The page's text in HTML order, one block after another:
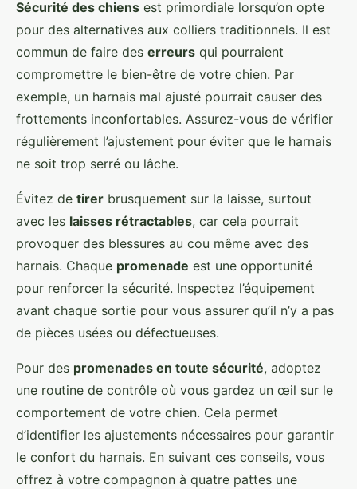
Sécurité des chiens est primordiale lorsqu’on opte
pour des alternatives aux colliers traditionnels. Il est
commun de faire des erreurs qui pourraient
compromettre le bien-être de votre chien. Par
exemple, un harnais mal ajusté pourrait causer des
frottements inconfortables. Assurez-vous de vérifier
régulièrement l’ajustement pour éviter que le harnais
ne soit trop serré ou lâche.
Évitez de tirer brusquement sur la laisse, surtout
avec les laisses rétractables, car cela pourrait
provoquer des blessures au cou même avec des
harnais. Chaque promenade est une opportunité
pour renforcer la sécurité. Inspectez l’équipement
avant chaque sortie pour vous assurer qu’il n’y a pas
de pièces usées ou défectueuses.
Pour des promenades en toute sécurité, adoptez
une routine de contrôle où vous gardez un œil sur le
comportement de votre chien. Cela permet
d’identifier les ajustements nécessaires pour garantir
le confort du harnais. En suivant ces conseils, vous
offrez à votre compagnon à quatre pattes une